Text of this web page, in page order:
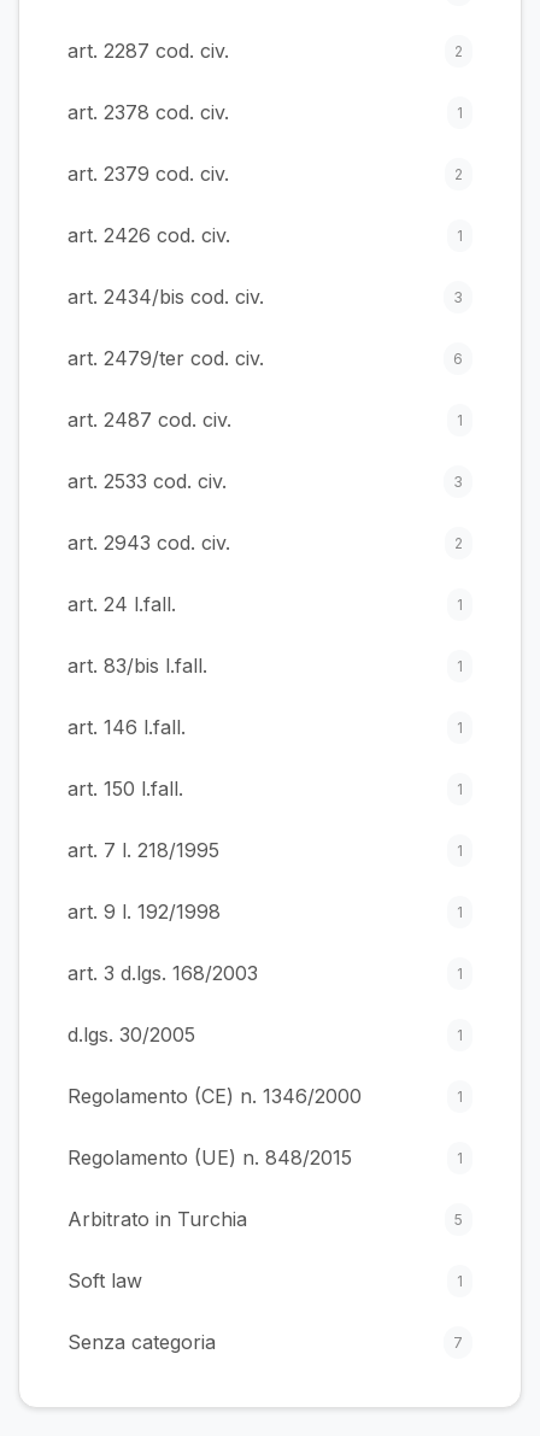
art. 2287 cod. civ. 2
art. 2378 cod. civ. 1
art. 2379 cod. civ. 2
art. 2426 cod. civ. 1
art. 2434/bis cod. civ. 3
art. 2479/ter cod. civ. 6
art. 2487 cod. civ. 1
art. 2533 cod. civ. 3
art. 2943 cod. civ. 2
art. 24 l.fall. 1
art. 83/bis l.fall. 1
art. 146 l.fall. 1
art. 150 l.fall. 1
art. 7 l. 218/1995 1
art. 9 l. 192/1998 1
art. 3 d.lgs. 168/2003 1
d.lgs. 30/2005 1
Regolamento (CE) n. 1346/2000 1
Regolamento (UE) n. 848/2015 1
Arbitrato in Turchia 5
Soft law 1
Senza categoria 7